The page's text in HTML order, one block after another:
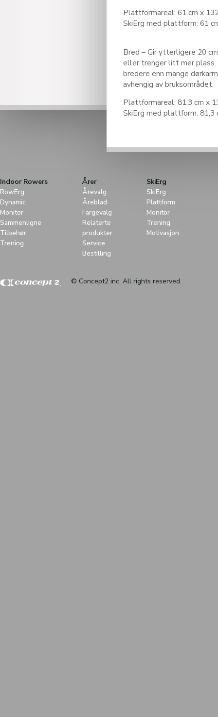
Plattformareal: 61 cm x
SkiErg med plattform: 61
Bred – Gir ytterligere 20
eller trenger litt mer
bredere enn mange
avhengig av bruksområdet.
Plattformareal: 81,3 cm x
SkiErg med plattform: 81,3
Indoor Rowers
RowErg
Dynamic
Monitor
Sammenligne
Tilbehør
Trening
Årer
Årevalg
Åreblad
Fargevalg
Relaterte
produkter
Service
Bestilling
SkiErg
SkiErg
Plattform
Monitor
Trening
Motivasjon
© Concept2 inc. All rights reserved.